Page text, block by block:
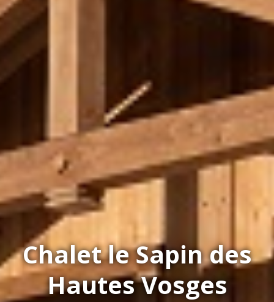
Chalet le Sapin des
Hautes Vosges